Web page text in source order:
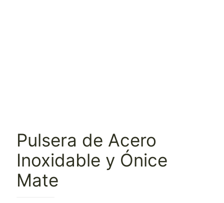
Pulsera de Acero
Inoxidable y Ónice
Mate